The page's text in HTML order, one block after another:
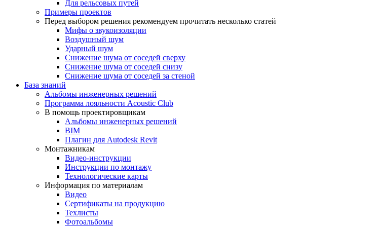
Для рельсовых путей
Примеры проектов
Перед выбором решения рекомендуем прочитать несколько статей
Мифы о звукоизоляции
Воздушный шум
Ударный шум
Снижение шума от соседей сверху
Снижение шума от соседей снизу
Снижение шума от соседей за стеной
База знаний
Альбомы инженерных решений
Программа лояльности Acoustic Club
В помощь проектировщикам
Альбомы инженерных решений
BIM
Плагин для Autodesk Revit
Монтажникам
Видео-инструкции
Инструкции по монтажу
Технологические карты
Информация по материалам
Видео
Сертификаты на продукцию
Техлисты
Фотоальбомы